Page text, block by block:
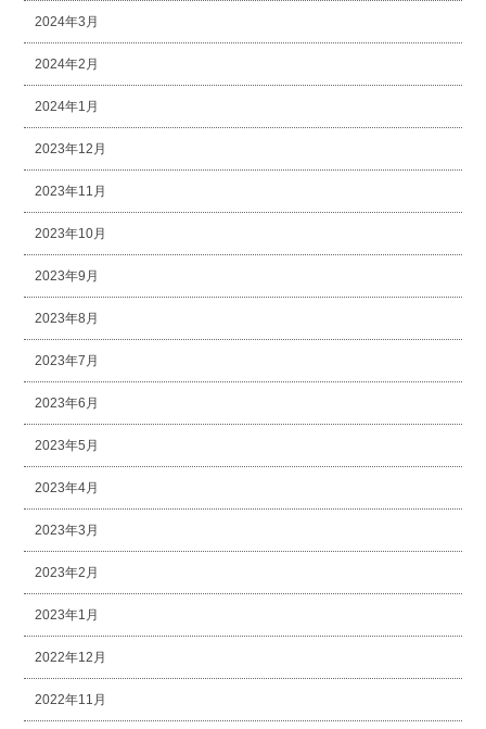
2024年3月
2024年2月
2024年1月
2023年12月
2023年11月
2023年10月
2023年9月
2023年8月
2023年7月
2023年6月
2023年5月
2023年4月
2023年3月
2023年2月
2023年1月
2022年12月
2022年11月